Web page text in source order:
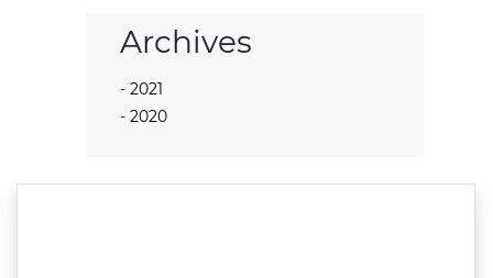
Archives
2021
2020